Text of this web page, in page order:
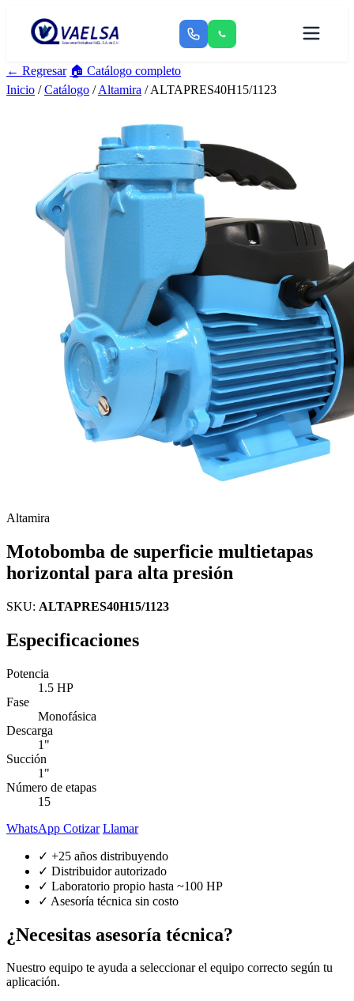
← Regresar 🏠 Catálogo completo
Inicio /Catálogo /Altamira / ALTAPRES40H15/1123
Altamira
Motobomba de superficie multietapas
horizontal para alta presión
SKU: ALTAPRES40H15/1123
Especificaciones
Potencia
1.5 HP
Fase
Monofásica
Descarga
1"
Succión
1"
Número de etapas
15
WhatsApp Cotizar Llamar
✓ +25 años distribuyendo
✓ Distribuidor autorizado
✓ Laboratorio propio hasta ~100 HP
✓ Asesoría técnica sin costo
¿Necesitas asesoría técnica?
Nuestro equipo te ayuda a seleccionar el equipo correcto según tu
aplicación.